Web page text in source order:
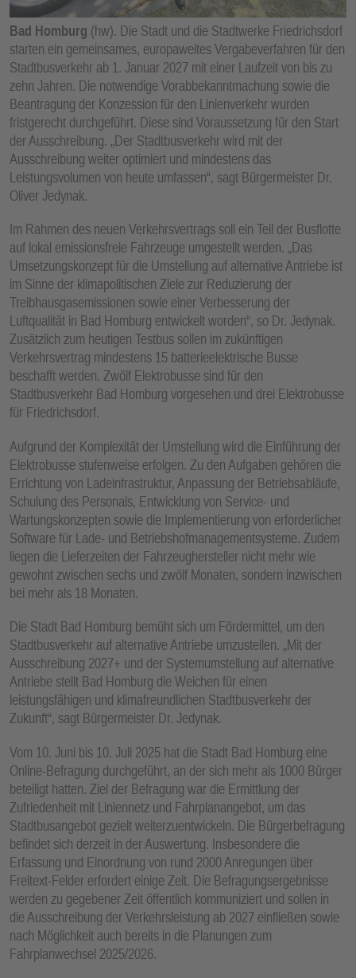
Bad Homburg (hw). Die Stadt und die Stadtwerke Friedrichsdorf
starten ein gemeinsames, europaweites Vergabeverfahren für den
Stadtbusverkehr ab 1. Januar 2027 mit einer Laufzeit von bis zu
zehn Jahren. Die notwendige Vorabbekanntmachung sowie die
Beantragung der Konzession für den Linienverkehr wurden
fristgerecht durchgeführt. Diese sind Voraussetzung für den Start
der Ausschreibung. „Der Stadtbusverkehr wird mit der
Ausschreibung weiter optimiert und mindestens das
Leistungsvolumen von heute umfassen“, sagt Bürgermeister Dr.
Oliver Jedynak.
Im Rahmen des neuen Verkehrsvertrags soll ein Teil der Busflotte
auf lokal emissionsfreie Fahrzeuge umgestellt werden. „Das
Umsetzungskonzept für die Umstellung auf alternative Antriebe ist
im Sinne der klimapolitischen Ziele zur Reduzierung der
Treibhausgasemissionen sowie einer Verbesserung der
Luftqualität in Bad Homburg entwickelt worden“, so Dr. Jedynak.
Zusätzlich zum heutigen Testbus sollen im zukünftigen
Verkehrsvertrag mindestens 15 batterieelektrische Busse
beschafft werden. Zwölf Elektrobusse sind für den
Stadtbusverkehr Bad Homburg vorgesehen und drei Elektrobusse
für Friedrichsdorf.
Aufgrund der Komplexität der Umstellung wird die Einführung der
Elektrobusse stufenweise erfolgen. Zu den Aufgaben gehören die
Errichtung von Ladeinfrastruktur, Anpassung der Betriebsabläufe,
Schulung des Personals, Entwicklung von Service- und
Wartungskonzepten sowie die Implementierung von erforderlicher
Software für Lade- und Betriebshofmanagementsysteme. Zudem
liegen die Lieferzeiten der Fahrzeughersteller nicht mehr wie
gewohnt zwischen sechs und zwölf Monaten, sondern inzwischen
bei mehr als 18 Monaten.
Die Stadt Bad Homburg bemüht sich um Fördermittel, um den
Stadtbusverkehr auf alternative Antriebe umzustellen. „Mit der
Ausschreibung 2027+ und der Systemumstellung auf alternative
Antriebe stellt Bad Homburg die Weichen für einen
leistungsfähigen und klimafreundlichen Stadtbusverkehr der
Zukunft“, sagt Bürgermeister Dr. Jedynak.
Vom 10. Juni bis 10. Juli 2025 hat die Stadt Bad Homburg eine
Online-Befragung durchgeführt, an der sich mehr als 1000 Bürger
beteiligt hatten. Ziel der Befragung war die Ermittlung der
Zufriedenheit mit Liniennetz und Fahrplanangebot, um das
Stadtbusangebot gezielt weiterzuentwickeln. Die Bürgerbefragung
befindet sich derzeit in der Auswertung. Insbesondere die
Erfassung und Einordnung von rund 2000 Anregungen über
Freitext-Felder erfordert einige Zeit. Die Befragungsergebnisse
werden zu gegebener Zeit öffentlich kommuniziert und sollen in
die Ausschreibung der Verkehrsleistung ab 2027 einfließen sowie
nach Möglichkeit auch bereits in die Planungen zum
Fahrplanwechsel 2025/2026.